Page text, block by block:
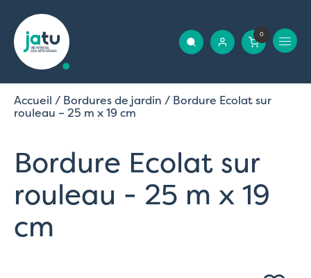
0
Accueil / Bordures de jardin / Bordure Ecolat sur
rouleau – 25 m x 19 cm
Bordure Ecolat sur
rouleau - 25 m x 19
cm